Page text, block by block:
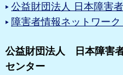
公益財団法人 日本障害
障害者情報ネットワーク
公益財団法人 日本障害
センター